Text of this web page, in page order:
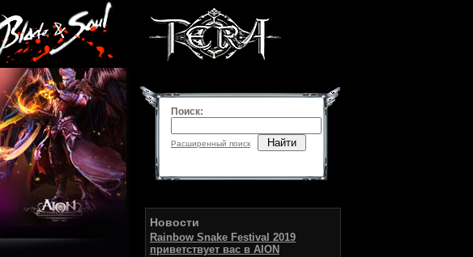
Поиск:
Расширенный поиск Найти
Новости
Rainbow Snake Festival 2019
приветствует вас в AION